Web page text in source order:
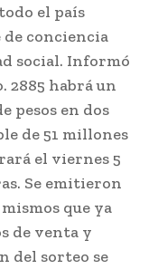
el país
de conciencia
social. Informó
2885 habrá un
pesos en dos
de 51 millones
el viernes 5
Se emitieron
que ya
de venta y
del sorteo se